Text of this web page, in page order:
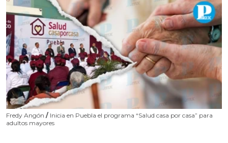
Fredy Angón / Inicia en Puebla el programa “Salud casa por casa” para
adultos mayores